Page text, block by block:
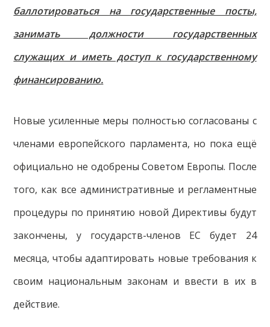
баллотироваться на государственные посты,
занимать должности государственных
служащих и иметь доступ к государственному
финансированию.
Новые усиленные меры полностью согласованы с
членами европейского парламента, но пока ещё
официально не одобрены Советом Европы. После
того, как все административные и регламентные
процедуры по принятию новой Директивы будут
закончены, у государств-членов ЕС будет 24
месяца, чтобы адаптировать новые требования к
своим национальным законам и ввести в их в
действие.